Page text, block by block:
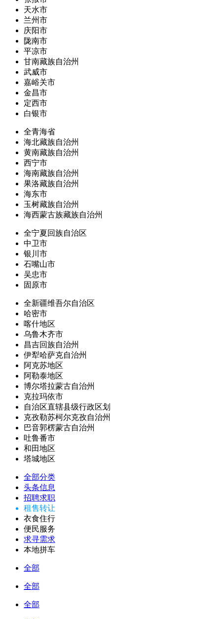
天水市
兰州市
庆阳市
陇南市
平凉市
甘南藏族自治州
武威市
嘉峪关市
金昌市
定西市
白银市
全青海省
海北藏族自治州
黄南藏族自治州
西宁市
海南藏族自治州
果洛藏族自治州
海东市
玉树藏族自治州
海西蒙古族藏族自治州
全宁夏回族自治区
中卫市
银川市
石嘴山市
吴忠市
固原市
全新疆维吾尔自治区
哈密市
喀什地区
乌鲁木齐市
昌吉回族自治州
伊犁哈萨克自治州
阿克苏地区
阿勒泰地区
博尔塔拉蒙古自治州
克拉玛依市
自治区直辖县级行政区划
克孜勒苏柯尔克孜自治州
巴音郭楞蒙古自治州
吐鲁番市
和田地区
塔城地区
全部分类
头条信息
招聘求职
租售转让
衣食住行
便民服务
求寻需求
本地拼车
全部
全部
全部